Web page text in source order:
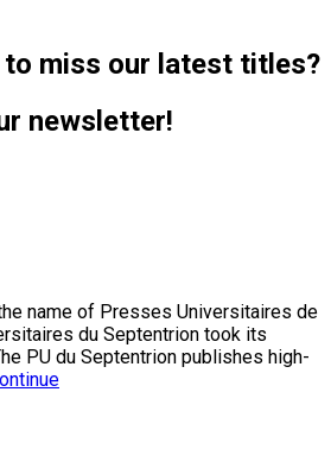
to miss our latest titles?
newsletter!
name of Presses Universitaires de
du Septentrion took its
PU du Septentrion publishes high-